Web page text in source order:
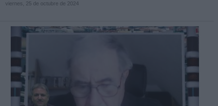
viernes, 25 de octubre de 2024